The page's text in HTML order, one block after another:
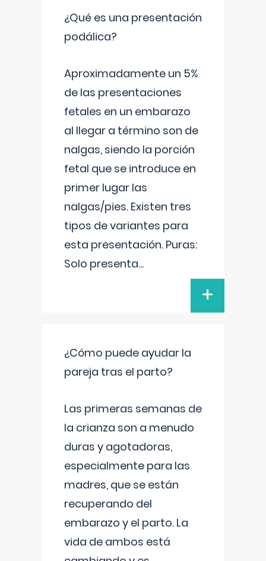
¿Qué es una presentación
podálica?
Aproximadamente un 5%
de las presentaciones
fetales en un embarazo
al llegar a término son de
nalgas, siendo la porción
fetal que se introduce en
primer lugar las
nalgas/pies. Existen tres
tipos de variantes para
esta presentación. Puras:
Solo presenta...
+
¿Cómo puede ayudar la
pareja tras el parto?
Las primeras semanas de
la crianza son a menudo
duras y agotadoras,
especialmente para las
madres, que se están
recuperando del
embarazo y el parto. La
vida de ambos está